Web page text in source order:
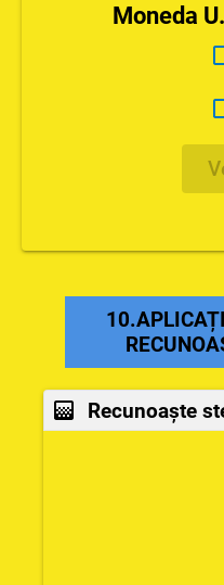
Moneda
Recunoaște